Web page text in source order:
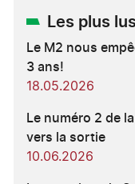
Les plus
Le M2 nous
3 ans!
18.05.2026
Le numéro 2 de
vers la sortie
10.06.2026